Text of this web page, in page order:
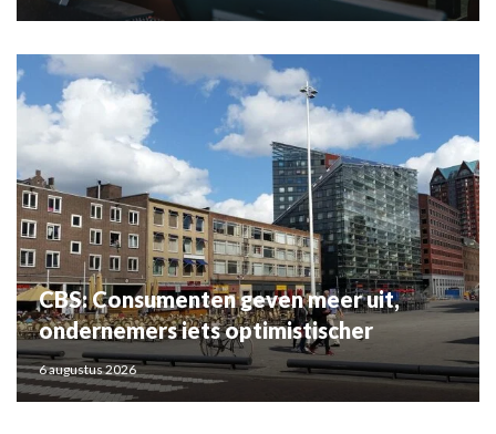
CBS: Consumenten geven meer uit,
ondernemers iets optimistischer
6 augustus 2026